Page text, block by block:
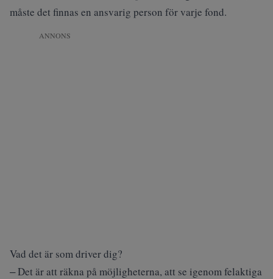
måste det finnas en ansvarig person för varje fond.
ANNONS
Vad det är som driver dig?
‒ Det är att räkna på möjligheterna, att se igenom felaktiga